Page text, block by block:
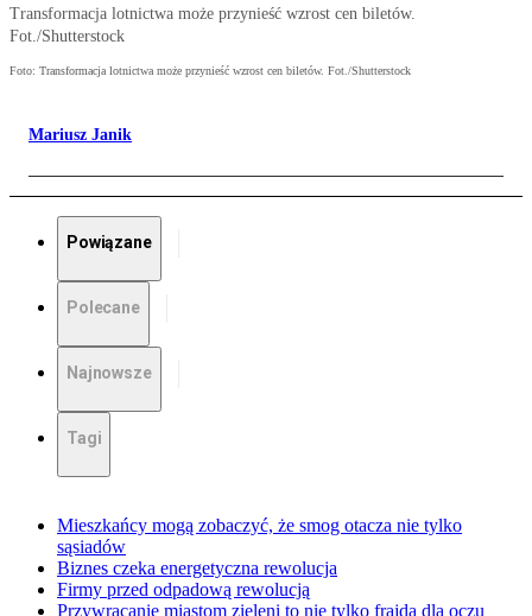
Transformacja lotnictwa może przynieść wzrost cen biletów.
Fot./Shutterstock
Foto: Transformacja lotnictwa może przynieść wzrost cen biletów. Fot./Shutterstock
Mariusz Janik
Powiązane
Polecane
Najnowsze
Tagi
Mieszkańcy mogą zobaczyć, że smog otacza nie tylko
sąsiadów
Biznes czeka energetyczna rewolucja
Firmy przed odpadową rewolucją
Przywracanie miastom zieleni to nie tylko frajda dla oczu